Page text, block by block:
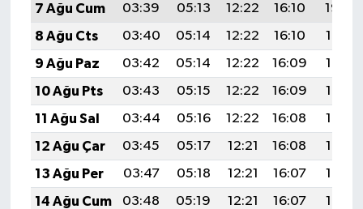
7 Ağu Cum
03:39 05:13 12:22 16:10
19:22
8 Ağu Cts
03:40 05:14 12:22 16:10
19:21
9 Ağu Paz
03:42 05:14 12:22 16:09
19:19
10 Ağu Pts
03:43 05:15 12:22 16:09
19:18
11 Ağu Sal
03:44 05:16 12:22 16:08
19:17
12 Ağu Çar
03:45 05:17 12:21 16:08
19:16
13 Ağu Per
03:47 05:18 12:21 16:07
19:15
14 Ağu Cum
03:48 05:19 12:21 16:07
19:13